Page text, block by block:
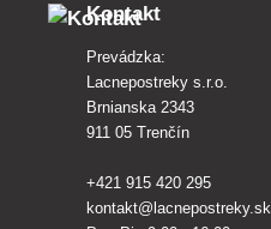
Kontakt
Prevádzka:
Lacnepostreky s.r.o.
Brnianska 2343
911 05 Trenčín
+421 915 420 295
kontakt@lacnepostreky.sk